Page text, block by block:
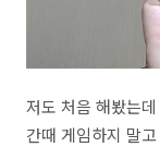
저도 처음 해봤는
간때 게임하지 말